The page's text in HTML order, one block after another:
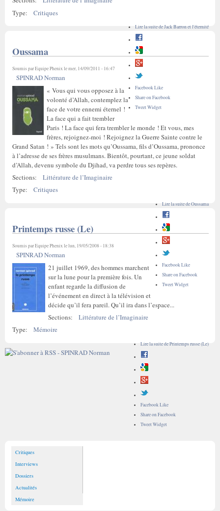
Type:
Critiques
Lire la suitede Jack Barron et l'éternité
Facebook Like
Share on Facebook
Tweet Widget
Oussama
Soumis parEquipe Phenixle mer, 14/09/2011 - 16:47
SPINRAD Norman
« Vous qui vous opposez à la
volonté d’Allah, contemplez la
face de votre ennemi éternel !
La face qui a fait trembler
Paris ! La face qui fera trembler le monde ! Et vous, mes
frères, rejoignez-moi ! Rejoignez la Guerre Sainte contre le
Grand Satan ! » Tels sont les mots qu’Oussama, fils d’Oussama, prononce
à l’adresse de ses frères musulmans. Bientôt, pourtant, ce jeune soldat
d’Allah, devenu symbole du Djihad, va perdre tous ses repères.
Sections:
Littérature de l’Imaginaire
Type:
Critiques
Lire la suitede Oussama
Facebook Like
Share on Facebook
Tweet Widget
Printemps russe (Le)
Soumis parEquipe Phenixle lun, 19/05/2008 - 18:38
SPINRAD Norman
21 juillet 1969, des hommes marchent
sur la lune pour la première fois. Un
enfant regarde la diffusion de
l’événement en direct à la télévision et
décide qu’il fera pareil. Qu’il ira dans l’espace...
Sections:
Littérature de l’Imaginaire
Type:
Mémoire
Lire la suitede Printemps russe (Le)
Facebook Like
Share on Facebook
Tweet Widget
Critiques
Interviews
Dossiers
Actualités
Mémoire